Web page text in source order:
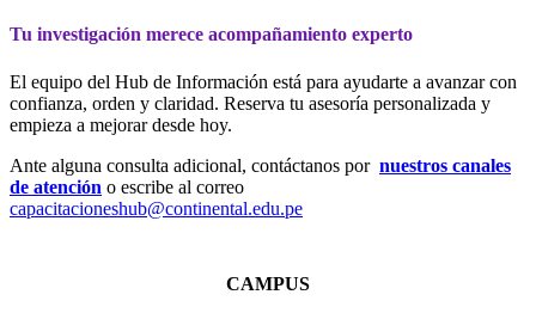
Tu investigación merece acompañamiento experto
El equipo del Hub de Información está para ayudarte a avanzar con
confianza, orden y claridad. Reserva tu asesoría personalizada y
empieza a mejorar desde hoy.
Ante alguna consulta adicional, contáctanos por nuestros canales
de atención o escribe al correo
capacitacioneshub@continental.edu.pe
CAMPUS